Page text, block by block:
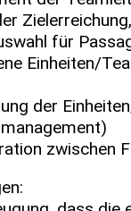
für
Einheiten/
der
zwischen